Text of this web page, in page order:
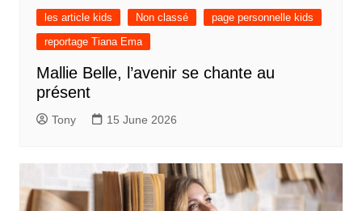
les article kids Non classé
page personnelle kids
reportage Tiana Ema
Mallie Belle, l’avenir se chante au
présent
Tony 15 June 2026